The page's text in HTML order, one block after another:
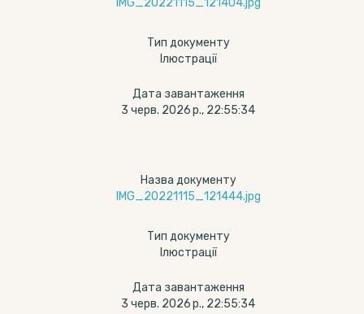
IMG_20221115_121404.jpg
Тип документу
Ілюстрації
Дата завантаження
3 черв. 2026 р., 22:55:34
Назва документу
IMG_20221115_121444.jpg
Тип документу
Ілюстрації
Дата завантаження
3 черв. 2026 р., 22:55:34